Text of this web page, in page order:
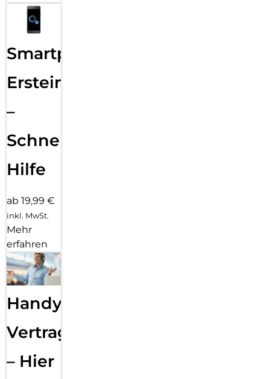
Smartphone
Ersteinrichtung
–
Schnelle
Hilfe
ab 19,99 €
inkl. MwSt.
Mehr
erfahren
Handy
Vertragsabwicklung
– Hier